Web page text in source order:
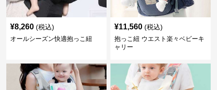
¥8,260 (税込)
オールシーズン快適抱っこ紐
¥11,560 (税込)
抱っこ紐 ウエスト楽々ベビーキ
ャリー